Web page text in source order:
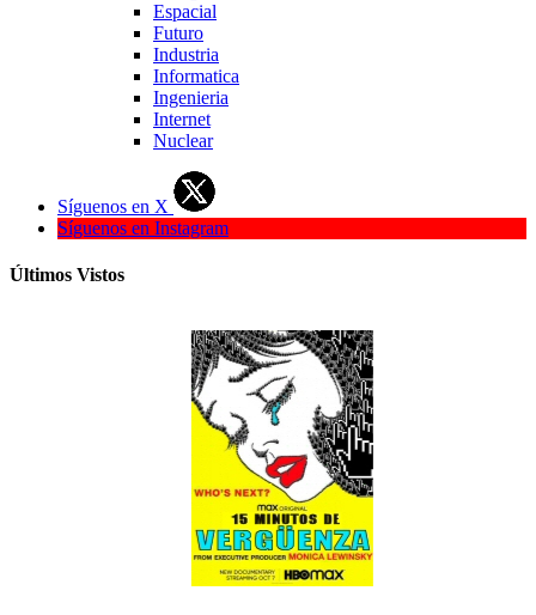
Espacial
Futuro
Industria
Informatica
Ingenieria
Internet
Nuclear
Síguenos en X
Síguenos en Instagram
Últimos Vistos